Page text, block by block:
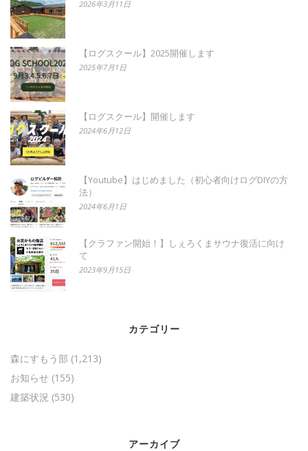
2026年3月11日
【ログスクール】2025開催します
2025年7月1日
【ログスクール】開催します
2024年6月12日
【Youtube】はじめました（初心者向けログDIYの方
法）
2024年6月1日
【クラファン開始！】しぇろくまサウナ復活に向け
て
2023年9月15日
カテゴリー
森にすもう部 (1,213)
お知らせ (155)
建築状況 (530)
アーカイブ